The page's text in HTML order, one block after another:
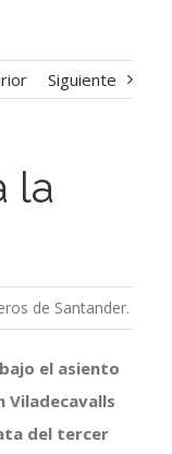
Siguiente
la
de Santander.
el asiento
Viladecavalls
del tercer